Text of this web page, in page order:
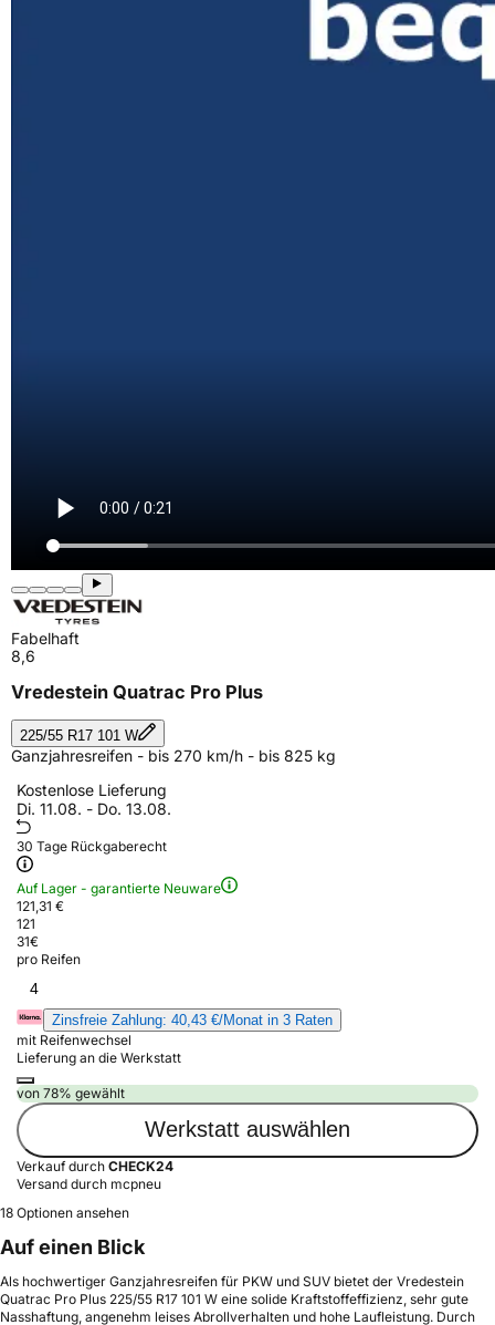
Fabelhaft
8,6
Vredestein Quatrac Pro Plus
225/55 R17 101 W
Ganzjahresreifen - bis 270 km/h - bis 825 kg
Kostenlose Lieferung
Di. 11.08. - Do. 13.08.
30 Tage Rückgaberecht
Auf Lager - garantierte Neuware
121,31 €
121
31€
pro Reifen
4
Zinsfreie Zahlung: 40,43 €/Monat in 3 Raten
mit Reifenwechsel
Lieferung an die Werkstatt
von 78% gewählt
Werkstatt auswählen
Verkauf durch CHECK24
Versand durch mcpneu
18 Optionen ansehen
Auf einen Blick
Als hochwertiger Ganzjahresreifen für PKW und SUV bietet der Vredestein
Quatrac Pro Plus 225/55 R17 101 W eine solide Kraftstoffeffizienz, sehr gute
Nasshaftung, angenehm leises Abrollverhalten und hohe Laufleistung. Durch